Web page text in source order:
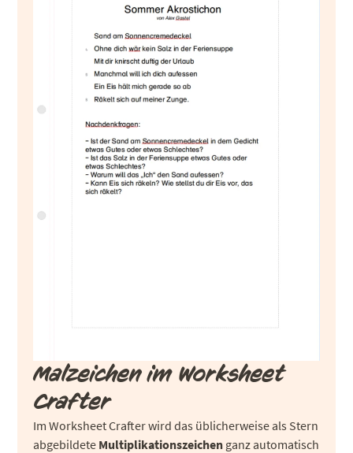
Malzeichen im Worksheet
Crafter
Im Worksheet Crafter wird das üblicherweise als Stern
abgebildete Multiplikationszeichen ganz automatisch